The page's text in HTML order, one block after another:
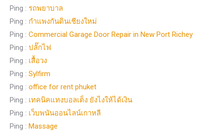
Ping : รถพยาบาล
Ping : กำแพงกันดินเชียงใหม่
Ping : Commercial Garage Door Repair in New Port Richey
Ping : ปลั๊กไฟ
Ping : เสื้อวง
Ping : Sylfirm
Ping : office for rent phuket
Ping : เทคนิคแทงบอลเต็ง ยังไงให้ได้เงิน
Ping : เว็บพนันออนไลน์เกาหลี
Ping : Massage